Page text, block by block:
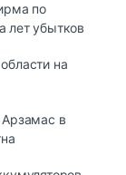
по
лет убытков
на
в